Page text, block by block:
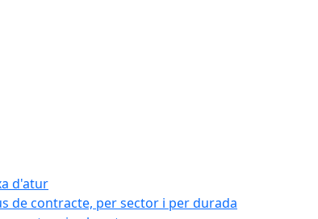
d'atur
de contracte, per sector i per durada